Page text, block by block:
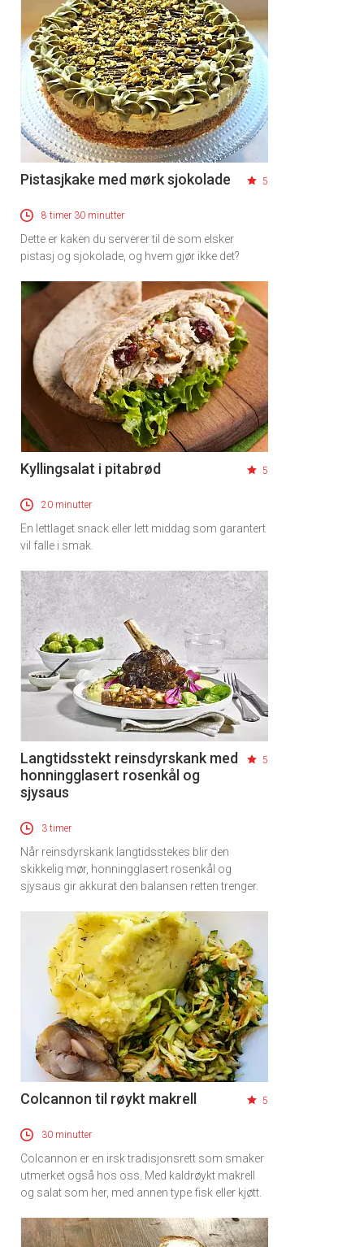
Pistasjkake med mørk sjokolade 5
8 timer 30 minutter
Dette er kaken du serverer til de som elsker
pistasj og sjokolade, og hvem gjør ikke det?
Kyllingsalat i pitabrød 5
20 minutter
En lettlaget snack eller lett middag som garantert
vil falle i smak.
Langtidsstekt reinsdyrskank med
honningglasert rosenkål og
sjysaus
5
3 timer
Når reinsdyrskank langtidsstekes blir den
skikkelig mør, honningglasert rosenkål og
sjysaus gir akkurat den balansen retten trenger.
Colcannon til røykt makrell 5
30 minutter
Colcannon er en irsk tradisjonsrett som smaker
utmerket også hos oss. Med kaldrøykt makrell
og salat som her, med annen type fisk eller kjøtt.